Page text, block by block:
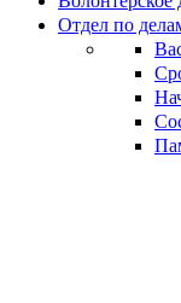
Отдел по